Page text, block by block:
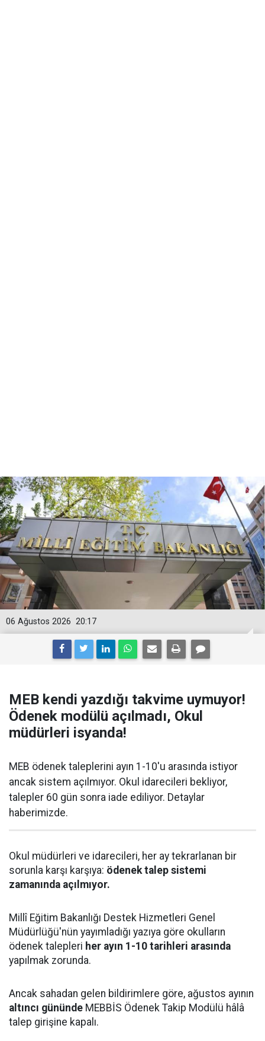
20:17
06 Ağustos 2026
MEB kendi yazdığı takvime uymuyor!
Ödenek modülü açılmadı, Okul
müdürleri isyanda!
MEB ödenek taleplerini ayın 1-10'u arasında istiyor
ancak sistem açılmıyor. Okul idarecileri bekliyor,
talepler 60 gün sonra iade ediliyor. Detaylar
haberimizde.
Okul müdürleri ve idarecileri, her ay tekrarlanan bir
sorunla karşı karşıya: ödenek talep sistemi
zamanında açılmıyor.
Millî Eğitim Bakanlığı Destek Hizmetleri Genel
Müdürlüğü'nün yayımladığı yazıya göre okulların
ödenek talepleri her ayın 1-10 tarihleri arasında
yapılmak zorunda.
Ancak sahadan gelen bildirimlere göre, ağustos ayının
altıncı gününde MEBBİS Ödenek Takip Modülü hâlâ
talep girişine kapalı.